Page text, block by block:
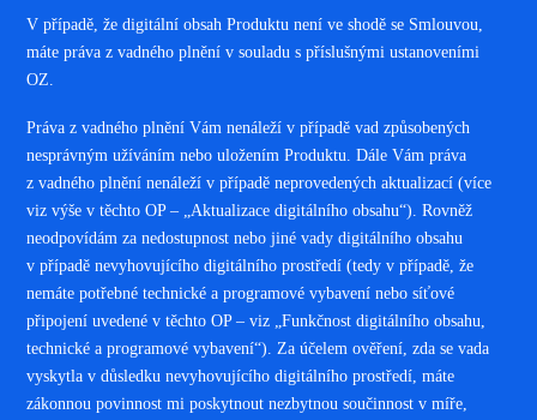
V případě, že digitální obsah Produktu není ve shodě se Smlouvou,
máte práva z vadného plnění v souladu s příslušnými ustanoveními
OZ.
Práva z vadného plnění Vám nenáleží v případě vad způsobených
nesprávným užíváním nebo uložením Produktu. Dále Vám práva
z vadného plnění nenáleží v případě neprovedených aktualizací (více
viz výše v těchto OP – „Aktualizace digitálního obsahu“). Rovněž
neodpovídám za nedostupnost nebo jiné vady digitálního obsahu
v případě nevyhovujícího digitálního prostředí (tedy v případě, že
nemáte potřebné technické a programové vybavení nebo síťové
připojení uvedené v těchto OP – viz „Funkčnost digitálního obsahu,
technické a programové vybavení“). Za účelem ověření, zda se vada
vyskytla v důsledku nevyhovujícího digitálního prostředí, máte
zákonnou povinnost mi poskytnout nezbytnou součinnost v míře,